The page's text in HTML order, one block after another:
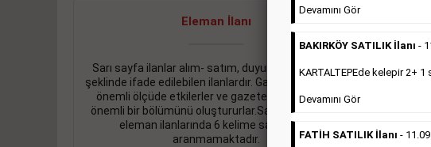
Eleman İlanı
Sarı sayfa ilanlar alım- satım, duyuru, mini reklam
şeklinde ifade edilebilen ilanlardır. Gazetelerin tirajını
önemli ölçüde etkilerler ve gazete gelirlerinin de
önemli bir bölümünü oluştururlar.Sabah sarı sayfa
eleman ilanlarında 6 kelime sayısı şartı
aranmamaktadır.
Devamını Gör
BAKIRKÖY SATILIK İlanı -
KARTALTEPEde kelepir 2+ 1
Devamını Gör
FATİH SATILIK İlanı -